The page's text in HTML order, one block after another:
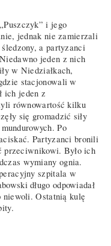
i jego
jednak nie zamierzali
śledzony, a partyzanci
jeden z nich
w Niedziałkach,
stacjonowali w
ich jeden z
równowartość kilku
się gromadzić siły
Po
Partyzanci bronili
przeciwnikowi. Było ich
wymiany ognia.
szpitala w
długo odpowiadał
niewoli. Ostatnią kulę